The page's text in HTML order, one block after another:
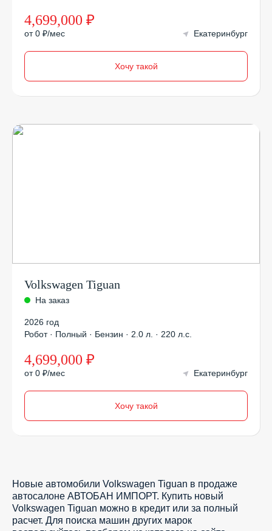
4,699,000 ₽
от 0 ₽/мес Екатеринбург
Хочу такой
Volkswagen Tiguan
На заказ
2026 год
Робот · Полный · Бензин · 2.0 л. · 220 л.с.
4,699,000 ₽
от 0 ₽/мес Екатеринбург
Хочу такой
Новые автомобили Volkswagen Tiguan в продаже
автосалоне АВТОБАН ИМПОРТ. Купить новый
Volkswagen Tiguan можно в кредит или за полный
расчет. Для поиска машин других марок